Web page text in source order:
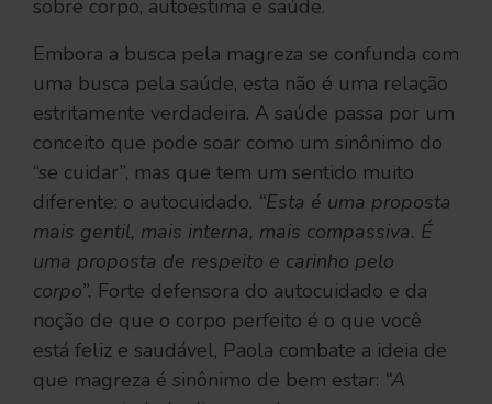
sobre corpo, autoestima e saúde.
Embora a busca pela magreza se confunda com
uma busca pela saúde, esta não é uma relação
estritamente verdadeira. A saúde passa por um
conceito que pode soar como um sinônimo do
“se cuidar”, mas que tem um sentido muito
diferente: o autocuidado. “Esta é uma proposta
mais gentil, mais interna, mais compassiva. É
uma proposta de respeito e carinho pelo
corpo”. Forte defensora do autocuidado e da
noção de que o corpo perfeito é o que você
está feliz e saudável, Paola combate a ideia de
que magreza é sinônimo de bem estar: “A